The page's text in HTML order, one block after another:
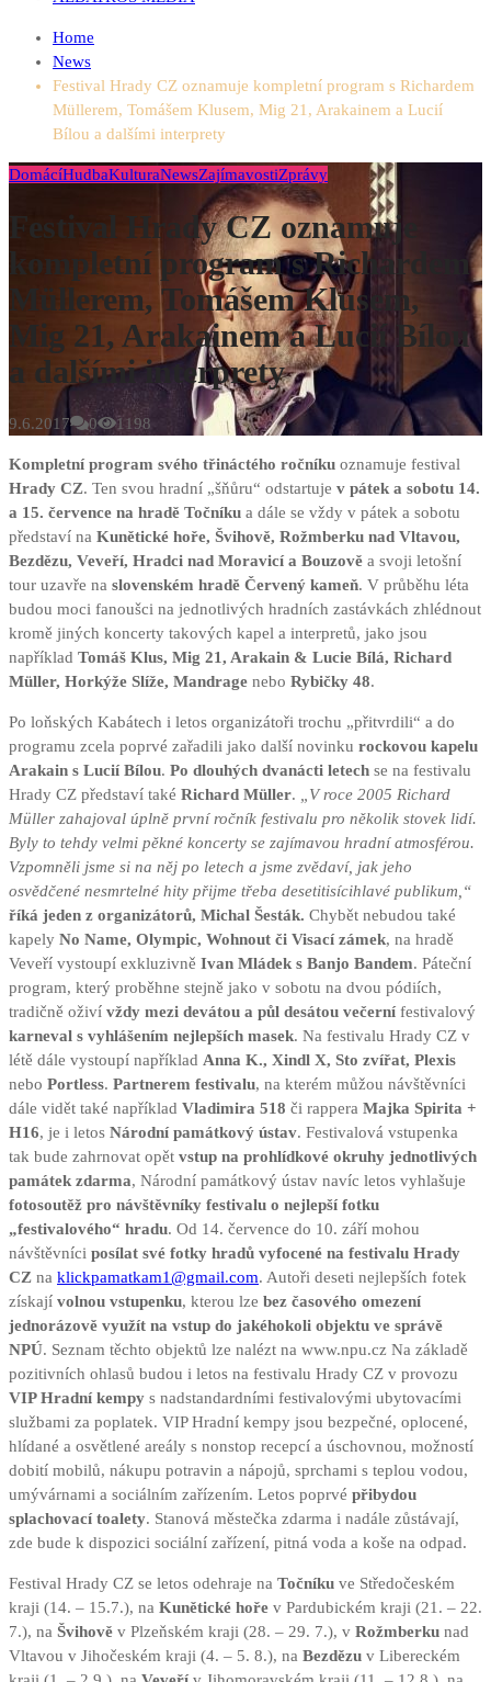
Home
News
Festival Hrady CZ oznamuje kompletní program s Richardem
Müllerem, Tomášem Klusem, Mig 21, Arakainem a Lucií
Bílou a dalšími interprety
DomácíHudbaKulturaNewsZajímavostiZprávy
Festival Hrady CZ oznamuje
kompletní program s Richardem
Müllerem, Tomášem Klusem,
Mig 21, Arakainem a Lucií Bílou
a dalšími interprety
9.6.2017 0 1198
Kompletní program svého třináctého ročníku oznamuje festival
Hrady CZ. Ten svou hradní „šňůru“ odstartuje v pátek a sobotu 14.
a 15. července na hradě Točníku a dále se vždy v pátek a sobotu
představí na Kunětické hoře, Švihově, Rožmberku nad Vltavou,
Bezdězu, Veveří, Hradci nad Moravicí a Bouzově a svoji letošní
tour uzavře na slovenském hradě Červený kameň. V průběhu léta
budou moci fanoušci na jednotlivých hradních zastávkách zhlédnout
kromě jiných koncerty takových kapel a interpretů, jako jsou
například Tomáš Klus, Mig 21, Arakain & Lucie Bílá, Richard
Müller, Horkýže Slíže, Mandrage nebo Rybičky 48.
Po loňských Kabátech i letos organizátoři trochu „přitvrdili“ a do
programu zcela poprvé zařadili jako další novinku rockovou kapelu
Arakain s Lucií Bílou. Po dlouhých dvanácti letech se na festivalu
Hrady CZ představí také Richard Müller.
„V roce 2005 Richard
Müller zahajoval úplně první ročník festivalu pro několik stovek lidí.
Byly to tehdy velmi pěkné koncerty se zajímavou hradní atmosférou.
Vzpomněli jsme si na něj po letech a jsme zvědaví, jak jeho
osvědčené nesmrtelné hity přijme třeba desetitisícihlavé publikum,“
říká jeden z organizátorů, Michal Šesták. Chybět nebudou také
kapely No Name, Olympic, Wohnout či Visací zámek, na hradě
Veveří vystoupí exkluzivně Ivan Mládek s Banjo Bandem. Páteční
program, který proběhne stejně jako v sobotu na dvou pódiích,
tradičně oživí vždy mezi devátou a půl desátou večerní festivalový
karneval s vyhlášením nejlepších masek. Na festivalu Hrady CZ v
létě dále vystoupí například Anna K., Xindl X, Sto zvířat, Plexis
nebo Portless. Partnerem festivalu, na kterém můžou návštěvníci
dále vidět také například Vladimira 518 či rappera Majka Spirita +
H16, je i letos Národní památkový ústav. Festivalová vstupenka
tak bude zahrnovat opět vstup na prohlídkové okruhy jednotlivých
památek zdarma, Národní památkový ústav navíc letos vyhlašuje
fotosoutěž pro návštěvníky festivalu o nejlepší fotku
„festivalového“ hradu. Od 14. července do 10. září mohou
návštěvníci posílat své fotky hradů vyfocené na festivalu Hrady
CZ na klickpamatkam1@gmail.com. Autoři deseti nejlepších fotek
získají volnou vstupenku, kterou lze bez časového omezení
jednorázově využít na vstup do jakéhokoli objektu ve správě
NPÚ. Seznam těchto objektů lze nalézt na www.npu.cz Na základě
pozitivních ohlasů budou i letos na festivalu Hrady CZ v provozu
VIP Hradní kempy s nadstandardními festivalovými ubytovacími
službami za poplatek. VIP Hradní kempy jsou bezpečné, oplocené,
hlídané a osvětlené areály s nonstop recepcí a úschovnou, možností
dobití mobilů, nákupu potravin a nápojů, sprchami s teplou vodou,
umývárnami a sociálním zařízením. Letos poprvé přibydou
splachovací toalety. Stanová městečka zdarma i nadále zůstávají,
zde bude k dispozici sociální zařízení, pitná voda a koše na odpad.
Festival Hrady CZ se letos odehraje na Točníku ve Středočeském
kraji (14. – 15.7.), na Kunětické hoře v Pardubickém kraji (21. – 22.
7.), na Švihově v Plzeňském kraji (28. – 29. 7.), v Rožmberku nad
Vltavou v Jihočeském kraji (4. – 5. 8.), na Bezdězu v Libereckém